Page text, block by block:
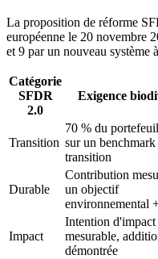
La proposition de réforme
européenne le 20 novembre
et 9 par un nouveau système
Catégorie
SFDR
2.0
Exigence
Transition
70 % du
sur un benchmark
transition
Durable
Contribution
un objectif
environnemental
Impact
Intention d'impact
mesurable,
démontrée